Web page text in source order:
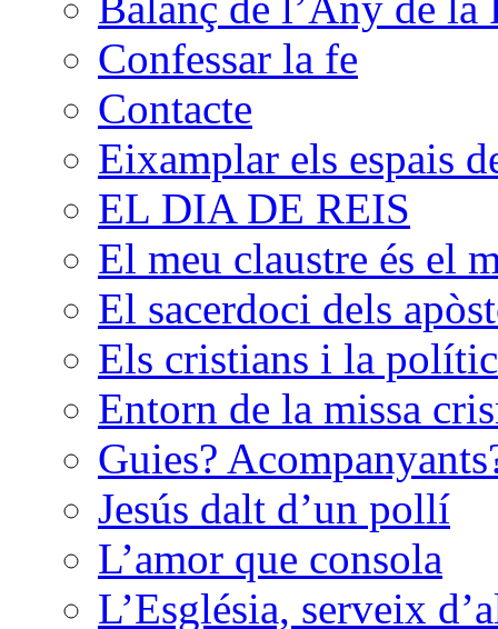
Confessar la fe
Contacte
Eixamplar els espais
EL DIA DE REIS
El meu claustre és el
El sacerdoci dels
Els cristians i la
Entorn de la missa
Guies?
Jesús dalt d’un pollí
L’amor que consola
L’Església, serveix